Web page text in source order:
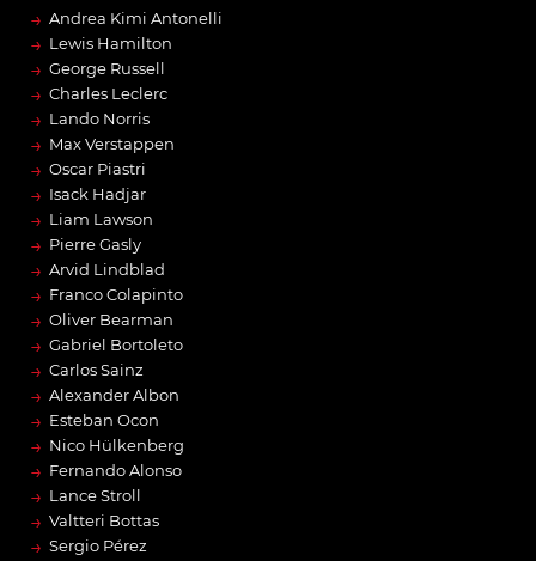
→ Andrea Kimi Antonelli
→ Lewis Hamilton
→ George Russell
→ Charles Leclerc
→ Lando Norris
→ Max Verstappen
→ Oscar Piastri
→ Isack Hadjar
→ Liam Lawson
→ Pierre Gasly
→ Arvid Lindblad
→ Franco Colapinto
→ Oliver Bearman
→ Gabriel Bortoleto
→ Carlos Sainz
→ Alexander Albon
→ Esteban Ocon
→ Nico Hülkenberg
→ Fernando Alonso
→ Lance Stroll
→ Valtteri Bottas
→ Sergio Pérez